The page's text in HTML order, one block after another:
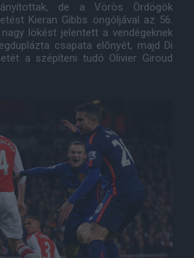
de a Vörös Ördögök
Kieran Gibbs öngóljával az 56.
lökést jelentett a vendégeknek
csapata elõnyét, majd Di
a szépíteni tudó Olivier Giroud